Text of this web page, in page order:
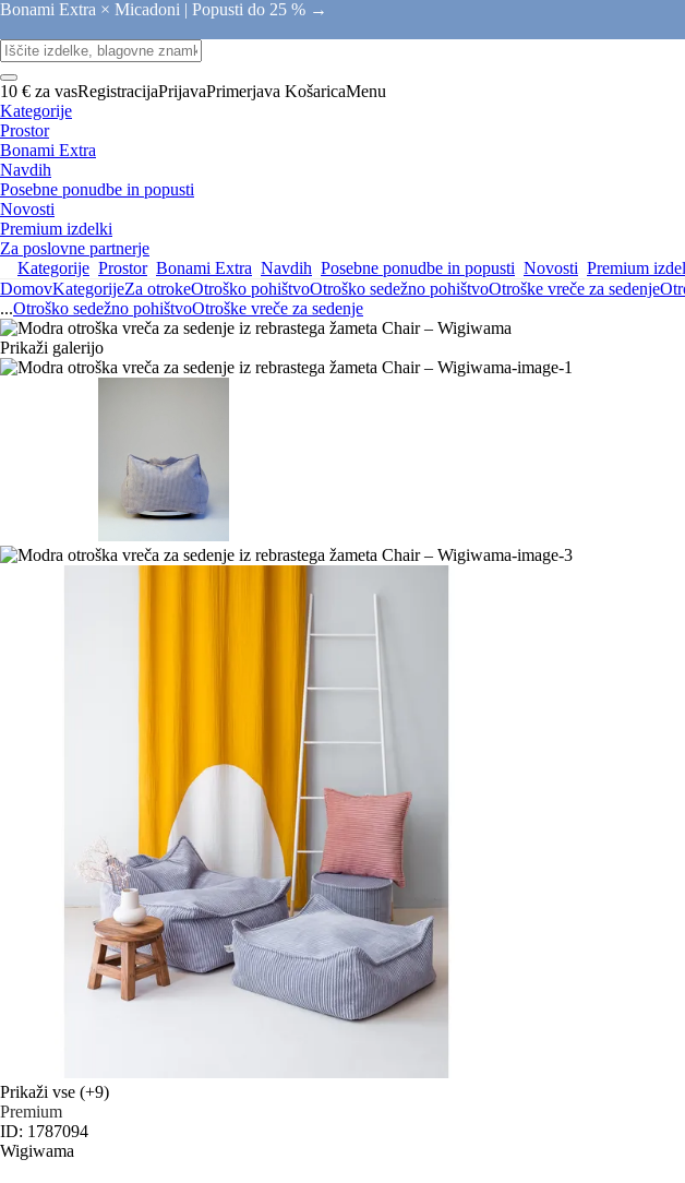
Bonami Extra × Micadoni | Popusti do 25 % →
10 € za vasRegistracijaPrijavaPrimerjava KošaricaMenu
Kategorije
Prostor
Bonami Extra
Navdih
Posebne ponudbe in popusti
Novosti
Premium izdelki
Za poslovne partnerje
Kategorije Prostor Bonami Extra Navdih Posebne ponudbe in popusti Novosti Premium
DomovKategorijeZa otrokeOtroško pohištvoOtroško sedežno pohištvoOtroške vreče za sedenje
...Otroško sedežno pohištvoOtroške vreče za sedenje
Prikaži galerijo
Prikaži vse (+9)
Premium
ID: 1787094
Wigiwama